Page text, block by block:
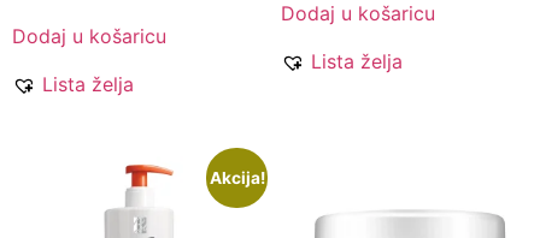
Dodaj u košaricu
Lista želja
Dodaj u košaricu
Lista želja
Akcija!